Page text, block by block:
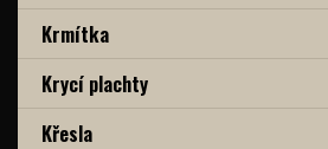
Krmítka
Krycí plachty
Křesla